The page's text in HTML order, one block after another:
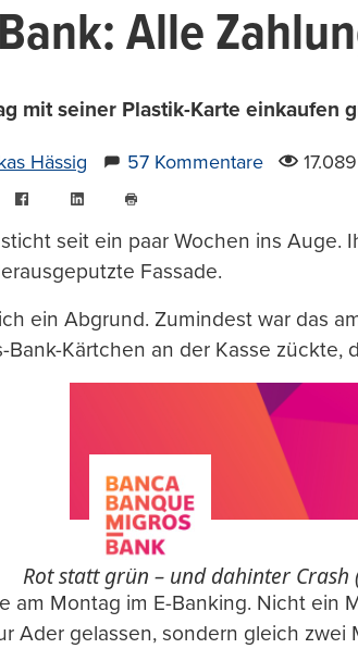
Alle
mit seiner Plastik-Karte
Hässig 57 Kommentare 17.089
FacebookLinkedIn
drucken
seit ein paar Wochen ins Auge.
Fassade.
ein Abgrund. Zumindest war das
Bank-Kärtchen an der Kasse zückte,
Rot statt grün – und dahinter Crash
am Montag im E-Banking. Nicht ein
Ader gelassen, sondern gleich zwei